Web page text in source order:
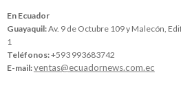
En Ecuador
Guayaquil:Av. 9 de Octubre 109 y Malecón,
1
Teléfonos:+593 993683742
E-mail:ventas@ecuadornews.com.ec